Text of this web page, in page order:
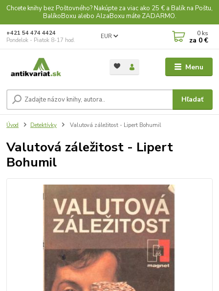
Chcete knihy bez Poštovného? Nakúpte za viac ako 25 € a Balík na Poštu,
BalíkoBoxu alebo AlzaBoxu máte ZADARMO.
Menu
EUR
Hľadať
+421 54 474 4424
Pondelok - Piatok 8-17 hod.
0 ks
za 0 €
Úvod Detektívky Valutová záležitost - Lipert Bohumil
Valutová záležitost - Lipert
Bohumil